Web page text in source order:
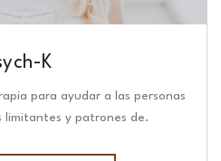
K
para ayudar a las personas
limitantes y patrones de.